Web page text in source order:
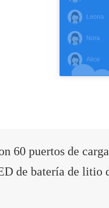
60 puertos de
de batería de litio
Leona
Nora
Alice